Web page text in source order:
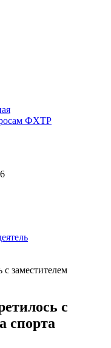
ФХТР
заместителем
с
спорта